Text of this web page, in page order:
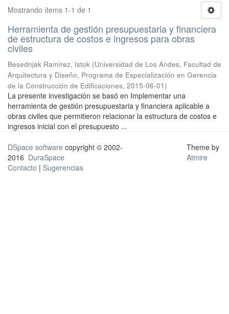
Mostrando ítems 1-1 de 1
Herramienta de gestión presupuestaria y financiera
de estructura de costos e ingresos para obras
civiles
Besednjak Ramírez, Istok (Universidad de Los Andes, Facultad de
Arquitectura y Diseño, Programa de Especialización en Gerencia
de la Construcción de Edificaciones, 2015-06-01)
La presente investigación se basó en Implementar una
herramienta de gestión presupuestaria y financiera aplicable a
obras civiles que permitieron relacionar la estructura de costos e
ingresos inicial con el presupuesto ...
DSpace software copyright © 2002-
2016 DuraSpace
Contacto | Sugerencias
Theme by
Atmire